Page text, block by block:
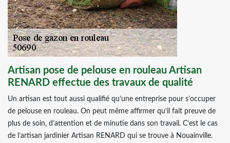
Artisan pose de pelouse en rouleau Artisan
RENARD effectue des travaux de qualité
Un artisan est tout aussi qualifié qu’une entreprise pour s’occuper
de pelouse en rouleau. On peut même affirmer qu’il fait preuve de
plus de soin, d’attention et de minutie dans son travail. C’est le cas
de l’artisan jardinier Artisan RENARD qui se trouve à Nouainville.